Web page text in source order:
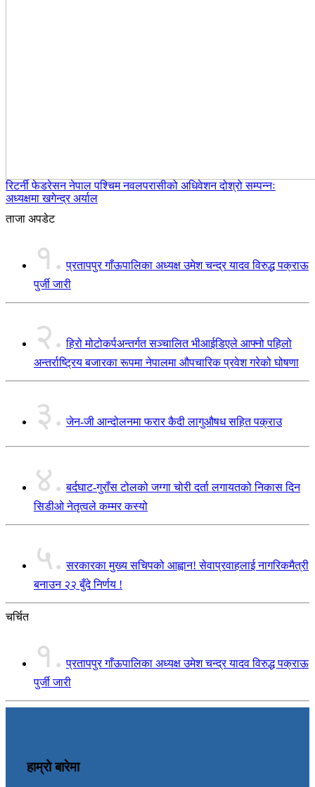
रिटर्नी फेडरेसन नेपाल पश्चिम नवलपरासीको अधिवेशन दोश्रो सम्पन्नः
अध्यक्षमा खगेन्द्र अर्याल
ताजा अपडेट
१. प्रतापपुर गाँऊपालिका अध्यक्ष उमेश चन्द्र यादव विरुद्ध पक्राऊ
पुर्जी जारी
२. हिरो मोटोकर्पअन्तर्गत सञ्चालित भीआईडिएले आफ्नो पहिलो
अन्तर्राष्ट्रिय बजारका रूपमा नेपालमा औपचारिक प्रवेश गरेको घोषणा
३. जेन-जी आन्दोलनमा फरार कैदी लागुऔषध सहित पक्राउ
४. बर्दघाट-गुराँस टोलको जग्गा चोरी दर्ता लगायतको निकास दिन
सिडीओ नेतृत्वले कम्मर कस्यो
५. सरकारका मुख्य सचिपको आह्वान! सेवाप्रवाहलाई नागरिकमैत्री
बनाउन २२ बुँदे निर्णय !
चर्चित
१. प्रतापपुर गाँऊपालिका अध्यक्ष उमेश चन्द्र यादव विरुद्ध पक्राऊ
पुर्जी जारी
हाम्रो बारेमा